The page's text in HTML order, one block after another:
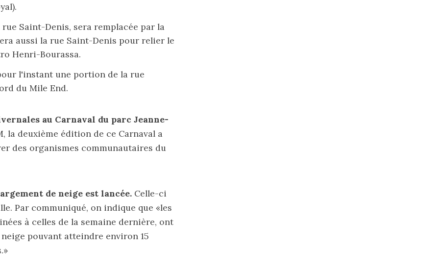
Saint-Denis, sera remplacée par la
aussi la rue Saint-Denis pour relier le
Henri-Bourassa.
l'instant une portion de la rue
du Mile End.
au Carnaval du parc Jeanne-
la deuxième édition de ce Carnaval a
des organismes communautaires du
de neige est lancée. Celle-ci
Par communiqué, on indique que «les
à celles de la semaine dernière, ont
pouvant atteindre environ 15